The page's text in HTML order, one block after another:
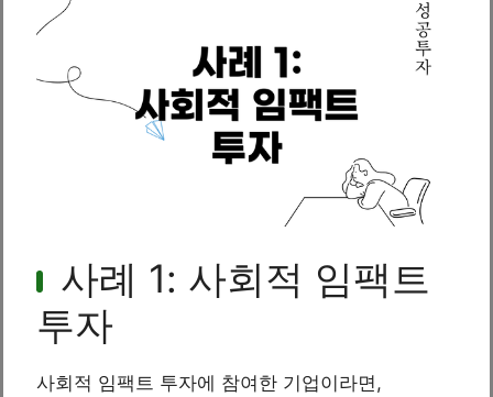
사례 1: 사회적 임팩트
투자
사회적 임팩트 투자에 참여한 기업이라면,